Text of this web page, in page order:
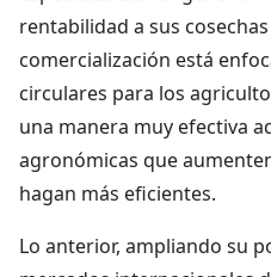
rentabilidad a sus
comercialización está
circulares para los
una manera muy efectiva
agronómicas que
hagan más eficientes.
Lo anterior, ampliando su